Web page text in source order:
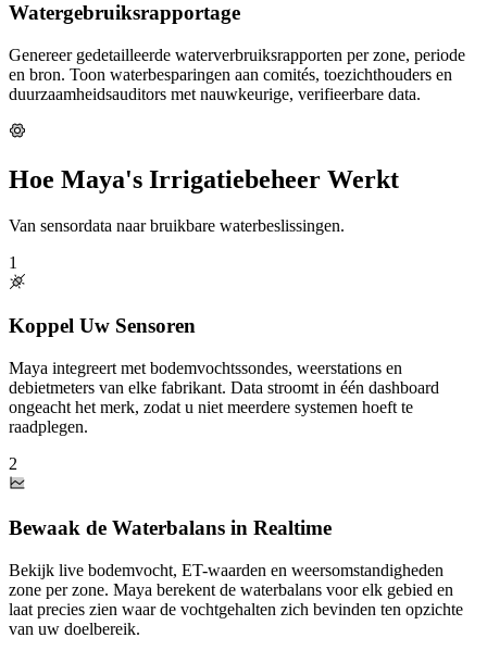
Watergebruiksrapportage
Genereer gedetailleerde waterverbruiksrapporten per zone, periode
en bron. Toon waterbesparingen aan comités, toezichthouders en
duurzaamheidsauditors met nauwkeurige, verifieerbare data.
Hoe Maya's Irrigatiebeheer Werkt
Van sensordata naar bruikbare waterbeslissingen.
1
Koppel Uw Sensoren
Maya integreert met bodemvochtssondes, weerstations en
debietmeters van elke fabrikant. Data stroomt in één dashboard
ongeacht het merk, zodat u niet meerdere systemen hoeft te
raadplegen.
2
Bewaak de Waterbalans in Realtime
Bekijk live bodemvocht, ET-waarden en weersomstandigheden
zone per zone. Maya berekent de waterbalans voor elk gebied en
laat precies zien waar de vochtgehalten zich bevinden ten opzichte
van uw doelbereik.